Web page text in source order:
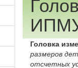
Головка
размеров
отсчетных